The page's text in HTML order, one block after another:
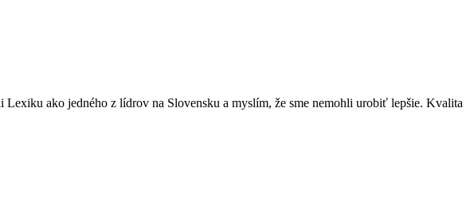
ako jedného z lídrov na Slovensku a myslím, že sme nemohli urobiť lepšie. Kvalita